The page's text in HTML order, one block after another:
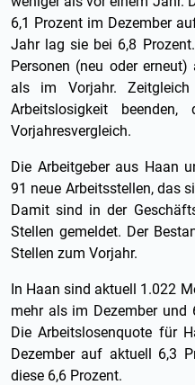
6,1 Prozent im Dezember
Jahr lag sie bei 6,8
Personen (neu oder
als im Vorjahr.
Arbeitslosigkeit
Vorjahresvergleich.
Die Arbeitgeber aus Haan
91 neue Arbeitsstellen, das
Damit sind in der
Stellen gemeldet. Der
Stellen zum Vorjahr.
In Haan sind aktuell 1.022
mehr als im Dezember und
Die Arbeitslosenquote für
Dezember auf aktuell 6,3
diese 6,6 Prozent.